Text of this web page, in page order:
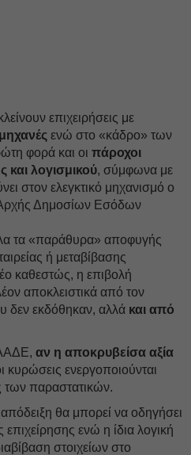
επιχειρήσεις με
ενώ στο «κάδρο» των
φορά και οι πάροχοι
και λογισμικού, σύμφωνα με
στον ελεγκτικό μηχανισμό ο
Αρχής Δημοσίων Εσόδων
τα «παράθυρα» αποφυγής
ή μεταβίβασης
καθεστώς, η επιβολή
αποκλειστικά από τον
δεν εκδόθηκαν, αλλά και από
αν η αποκρυβείσα αξία
κυρώσεις ενεργοποιούνται
παραστατικών.
θα μπορεί να οδηγήσει
επιχείρησης ενώ η ίδια λογική
στοιχείων στο